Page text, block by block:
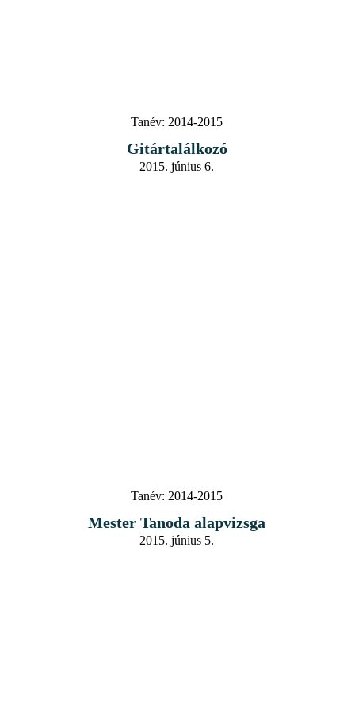
Tanév: 2014-2015
Gitártalálkozó
2015. június 6.
Tanév: 2014-2015
Mester Tanoda alapvizsga
2015. június 5.